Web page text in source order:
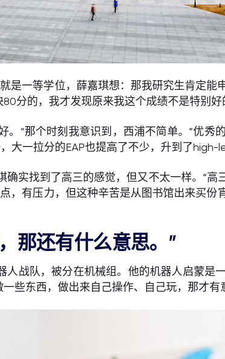
是一等学位，薛嘉琪想：那我研究生肯定
分的，我才发现原来我这个成绩不是特别好
。“那个时刻我意识到，西浦不简单。”优秀
大一拉分的EAP也提高了不少，升到了high-
实找到了高三的感觉，但又不太一样。“
，有压力，但这种辛苦是从图书馆出来买
那还有什么意思。”
人战队，被分在机械组。他的机器人启蒙是
些东西，做出来自己操作、自己玩，那才